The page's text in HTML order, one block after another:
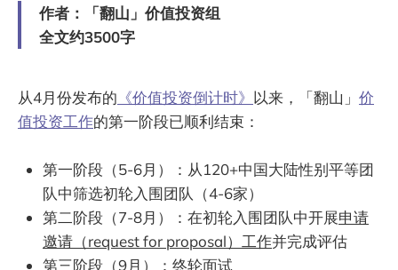
作者：「翻山」价值投资组
全文约3500字
从4月份发布的 《价值投资倒计时》 以来，「翻山」 价
值投资工作的第一阶段已顺利结束：
第一阶段（5-6月）：从120+中国大陆性别平等团
队中筛选初轮入围团队（4-6家）
第二阶段（7-8月）：在初轮入围团队中开展申请
邀请（request for proposal）工作并完成评估
第三阶段（9月）：终轮面试